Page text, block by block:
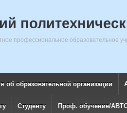
профессиональное образовательное
об образовательной организации
Студенту Проф. обучение/